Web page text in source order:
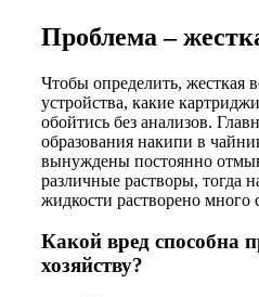
Проблема –
Чтобы определить, жесткая
устройства, какие
обойтись без анализов.
образования накипи в
вынуждены постоянно
различные растворы, тогда
жидкости растворено много
Какой вред способна
хозяйству?